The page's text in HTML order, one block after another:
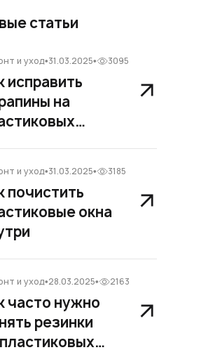
статьи
и уход 31.03.2025 3095
исправить
на
и уход 31.03.2025 3185
почистить
окна
и уход 28.03.2025 2163
часто нужно
резинки